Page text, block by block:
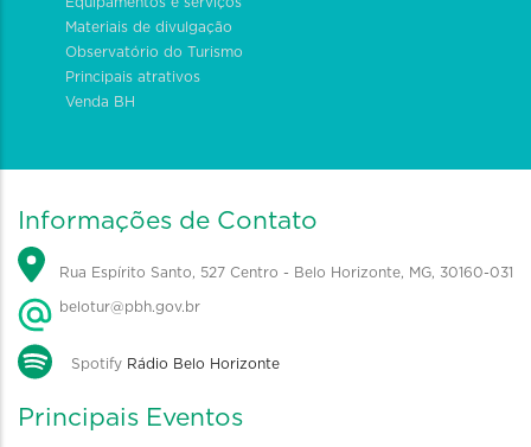
Materiais de divulgação
Observatório do Turismo
Principais atrativos
Venda BH
Informações de Contato
Rua Espírito Santo, 527 Centro - Belo Horizonte, MG, 30160-031
belotur@pbh.gov.br
Spotify Rádio Belo Horizonte
Principais Eventos